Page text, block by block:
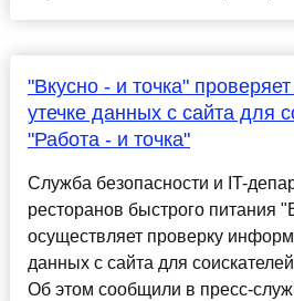
"Вкусно - и точка"
утечке данных с сайта для
"Работа - и точка"
Служба безопасности и IT-
ресторанов быстрого питания
осуществляет проверку
данных с сайта для
Об этом сообщили в пресс-